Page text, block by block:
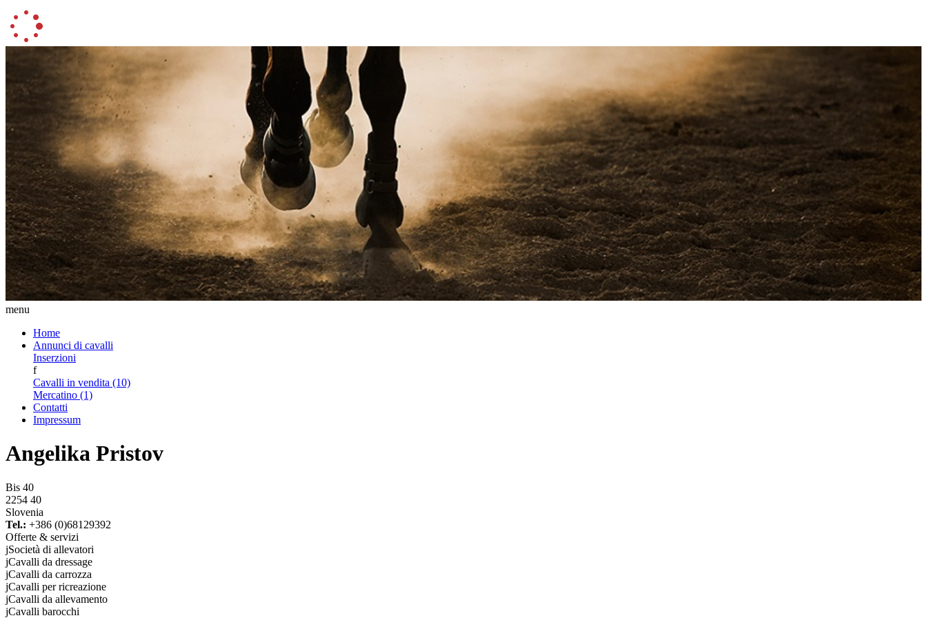
menu
Home
Annunci di cavalli
Inserzioni
f
Cavalli in vendita (10)
Mercatino (1)
Contatti
Impressum
Angelika Pristov
Bis 40
2254 40
Slovenia
Tel.: +386 (0)68129392
Offerte & servizi
jSocietà di allevatori
jCavalli da dressage
jCavalli da carrozza
jCavalli per ricreazione
jCavalli da allevamento
jCavalli barocchi